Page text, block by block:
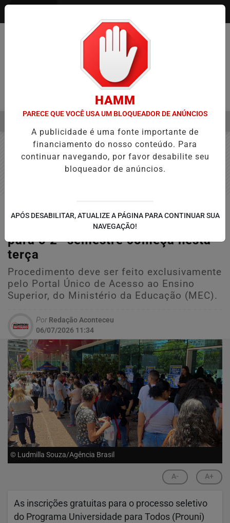
EM ALTA
EDUCAÇÃO
Prouni 2026: inscrição gratuita
para o 2º semestre começa nesta
terça
Procedimento deve ser feito exclusivamente
pelo Portal Único de Acesso ao Ensino
Superior, do Ministério da Educação (MEC).
Por Redação Aconteceu
06/07/2026 11:34
© Ludmilla Souza/Agência Brasil
A- A+
As inscrições gratuitas para o processo seletivo
do Programa Universidade para Todos (Prouni)
HAMM
PARECE QUE VOCÊ USA UM BLOQUEADOR DE ANÚNCIOS
A publicidade é uma fonte importante de
financiamento do nosso conteúdo. Para
continuar navegando, por favor desabilite seu
bloqueador de anúncios.
APÓS DESABILITAR, ATUALIZE A PÁGINA PARA CONTINUAR SUA
NAVEGAÇÃO!